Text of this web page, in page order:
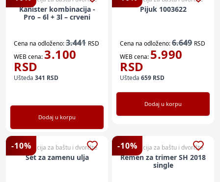
Kanister kombinacija -
Pro – 6l + 3l – crveni
Cena na odloženo:3.441 RSD
WEB cena:3.100
RSD
Ušteda 341 RSD
Dodaj u korpu
Pijuk 1003622
Cena na odloženo:6.649 RSD
WEB cena: 5.990
RSD
Ušteda 659 RSD
Dodaj u korpu
-10%
Dekoracija za baštu i dvorište
Set za zamenu ulja
-10%
Dekoracija za baštu i dvorište
Remen za trimer SH 2018
single